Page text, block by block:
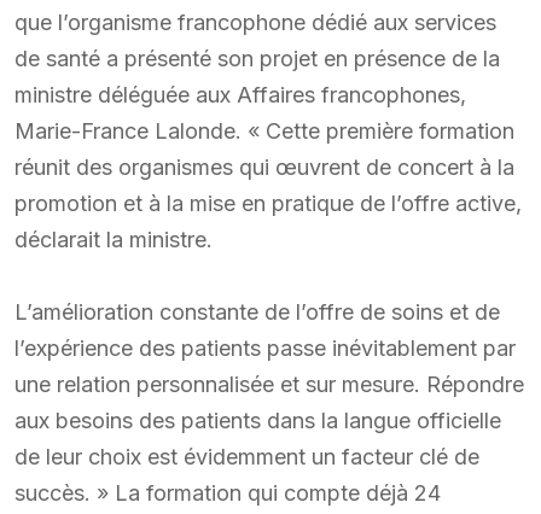
que l’organisme francophone dédié aux services
de santé a présenté son projet en présence de la
ministre déléguée aux Affaires francophones,
Marie-France Lalonde. « Cette première formation
réunit des organismes qui œuvrent de concert à la
promotion et à la mise en pratique de l’offre active,
déclarait la ministre.
L’amélioration constante de l’offre de soins et de
l’expérience des patients passe inévitablement par
une relation personnalisée et sur mesure. Répondre
aux besoins des patients dans la langue officielle
de leur choix est évidemment un facteur clé de
succès. » La formation qui compte déjà 24